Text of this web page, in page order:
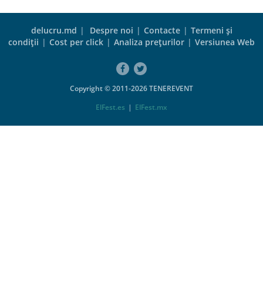
delucru.md | Despre noi | Contacte | Termeni şi
condiţii | Cost per click | Analiza preţurilor | Versiunea Web
Copyright © 2011-2026 TENEREVENT
ElFest.es | ElFest.mx